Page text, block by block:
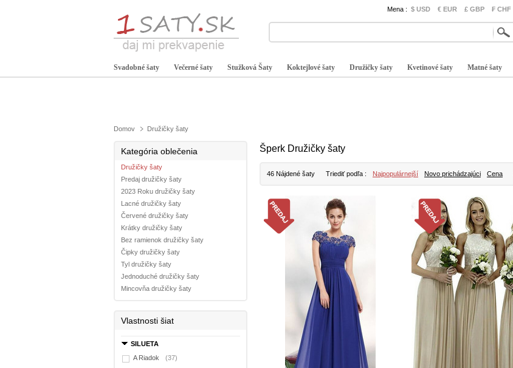
Mena : $ USD € EUR £ GBP ₣ CHF
Svadobné šaty Večerné šaty Stužková Šaty Koktejlové šaty Družičky šaty Kvetinové šaty Matné šaty
Domov Družičky šaty
Kategória oblečenia
Družičky šaty
Predaj družičky šaty
2023 Roku družičky šaty
Lacné družičky šaty
Červené družičky šaty
Krátky družičky šaty
Bez ramienok družičky šaty
Čipky družičky šaty
Tyl družičky šaty
Jednoduché družičky šaty
Mincovňa družičky šaty
Vlastnosti šiat
SILUETA
A Riadok
(37)
Šperk Družičky šaty
46 Nájdené šaty Triediť podľa : Najpopulárnejší Novo prichádzajúci Cena